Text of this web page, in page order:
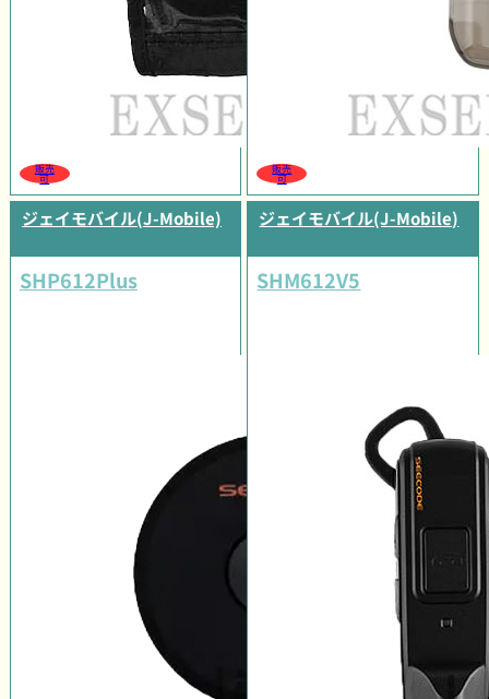
販売
可
販売
可
ジェイモバイル(J-Mobile)
SHP612Plus
ジェイモバイル(J-Mobile)
SHM612V5